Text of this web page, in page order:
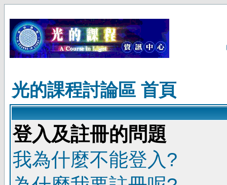
光的課程討論區 首頁
登入及註冊的問題
我為什麼不能登入?